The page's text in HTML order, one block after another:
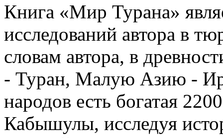
Книга «Мир Турана»
исследований автора в
словам автора, в
- Туран, Малую Азию -
народов есть богатая
Кабышулы, исследуя